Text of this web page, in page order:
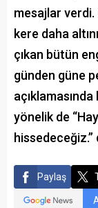
mesajlar verdi.
kere daha
çıkan bütün
günden güne
yönelik de
hissedeceğiz.”
Paylaş